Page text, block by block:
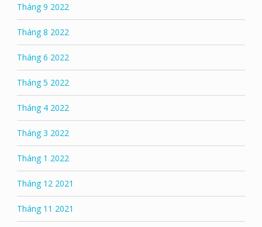
Tháng 9 2022
Tháng 8 2022
Tháng 6 2022
Tháng 5 2022
Tháng 4 2022
Tháng 3 2022
Tháng 1 2022
Tháng 12 2021
Tháng 11 2021